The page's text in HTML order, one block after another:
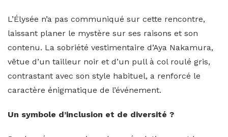
L’Élysée n’a pas communiqué sur cette rencontre,
laissant planer le mystère sur ses raisons et son
contenu. La sobriété vestimentaire d’Aya Nakamura,
vêtue d’un tailleur noir et d’un pull à col roulé gris,
contrastant avec son style habituel, a renforcé le
caractère énigmatique de l’événement.
Un symbole d’inclusion et de diversité ?